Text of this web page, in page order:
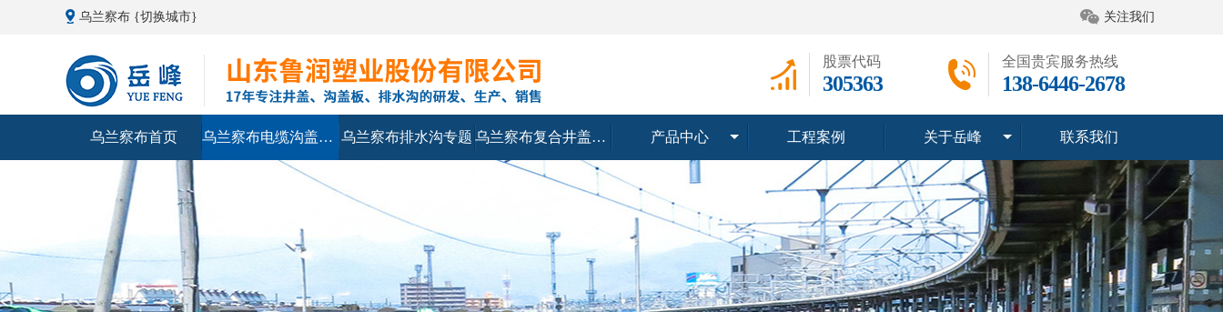
乌兰察布 {切换城市} 关注我们
股票代码
305363
全国贵宾服务热线
138-6446-2678
乌兰察布首页 乌兰察布电缆沟盖板专题 乌兰察布排水沟专题 乌兰察布复合井盖专题 产品中心 工程案例 关于岳峰 联系我们